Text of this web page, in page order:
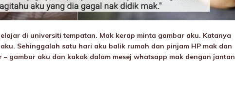
di universiti tempatan. Mak kerap minta gambar aku. Katanya
Sehinggalah satu hari aku balik rumah dan pinjam HP mak dan
– gambar aku dan kakak dalam mesej whatsapp mak dengan jantan